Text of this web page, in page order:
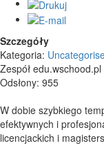
Szczegóły
Kategoria:
Zespół edu.wschood.pl
Odsłony: 955
W dobie szybkiego
efektywnych i
licencjackich i